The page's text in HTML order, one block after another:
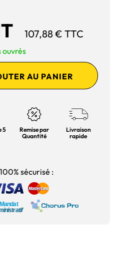
107,88 € TTC
ouvrés
AU PANIER
5
Remise par
Quantité
Livraison
rapide
sécurisé :